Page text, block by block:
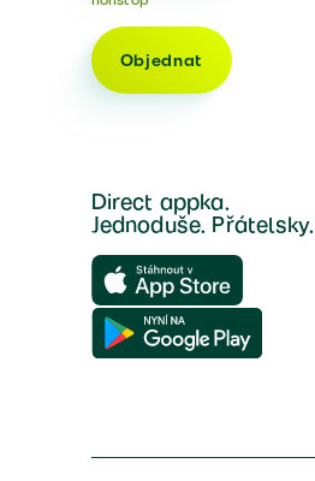
Objednat
Direct appka.
Jednoduše. Přátelsky.